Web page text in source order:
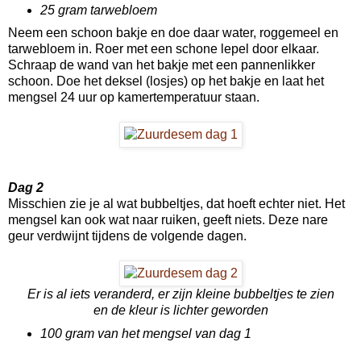
25 gram tarwebloem
Neem een schoon bakje en doe daar water, roggemeel en
tarwebloem in. Roer met een schone lepel door elkaar.
Schraap de wand van het bakje met een pannenlikker
schoon. Doe het deksel (losjes) op het bakje en laat het
mengsel 24 uur op kamertemperatuur staan.
Dag 2
Misschien zie je al wat bubbeltjes, dat hoeft echter niet. Het
mengsel kan ook wat naar ruiken, geeft niets. Deze nare
geur verdwijnt tijdens de volgende dagen.
Er is al iets veranderd, er zijn kleine bubbeltjes te zien
en de kleur is lichter geworden
100 gram van het mengsel van dag 1